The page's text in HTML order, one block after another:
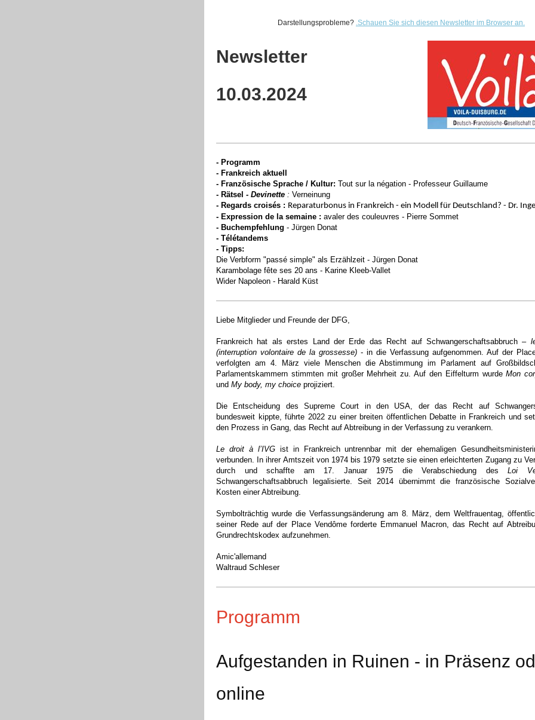
Darstellungsprobleme? .Schauen Sie sich diesen Newsletter im Browser an.
Newsletter
10.03.2024
- Programm
- Frankreich aktuell
- Französische Sprache / Kultur: Tout sur la négation - Professeur Guillaume
- Rätsel - Devinette : Verneinung
- Regards croisés : Reparaturbonus in Frankreich - ein Modell für Deutschland? - Dr.
- Expression de la semaine : avaler des couleuvres - Pierre Sommet
- Buchempfehlung - Jürgen Donat
- Télétandems
- Tipps:
Die Verbform "passé simple" als Erzählzeit - Jürgen Donat
Karambolage fête ses 20 ans - Karine Kleeb-Vallet
Wider Napoleon - Harald Küst
Liebe Mitglieder und Freunde der DFG,
Frankreich hat als erstes Land der Erde das Recht auf Schwangerschaftsabbruch –
(interruption volontaire de la grossesse) - in die Verfassung aufgenommen. Auf der
verfolgten am 4. März viele Menschen die Abstimmung im Parlament auf
Parlamentskammern stimmten mit großer Mehrheit zu.Auf den Eiffelturm wurdeMon
und My body, my choice projiziert.
Die Entscheidung des Supreme Court in den USA, der das Recht auf
bundesweit kippte, führte 2022 zu einer breiten öffentlichen Debatte in Frankreich und
den Prozess in Gang, das Recht auf Abtreibung in der Verfassung zu verankern.
Le droit à l’IVG ist in Frankreich untrennbar mit der ehemaligen
verbunden. In ihrer Amtszeit von 1974 bis 1979 setzte sie einen erleichterten Zugang zu
durch und schaffte am 17. Januar 1975 die Verabschiedung desLoi
Schwangerschaftsabbruch legalisierte. Seit 2014 übernimmt die französische
Kosten einer Abtreibung.
Symbolträchtig wurde die Verfassungsänderung am 8. März, dem Weltfrauentag,
seiner Rede auf der Place Vendôme forderte Emmanuel Macron, das Recht auf
Grundrechtskodex aufzunehmen.
Amic'allemand
Waltraud Schleser
Programm
Aufgestanden in Ruinen - in Präsenz
online